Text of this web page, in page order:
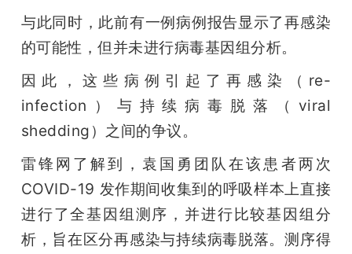
与此同时，此前有一例病例报告显示了再感染
的可能性，但并未进行病毒基因组分析。
因此，这些病例引起了再感染（re-
infection）与持续病毒脱落（viral
shedding）之间的争议。
雷锋网了解到，袁国勇团队在该患者两次
COVID-19 发作期间收集到的呼吸样本上直接
进行了全基因组测序，并进行比较基因组分
析，旨在区分再感染与持续病毒脱落。测序得